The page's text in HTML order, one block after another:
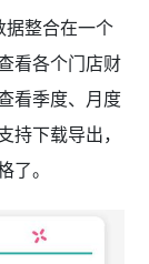
据整合在一个
看各个门店财
看季度、月度
下载导出，
。